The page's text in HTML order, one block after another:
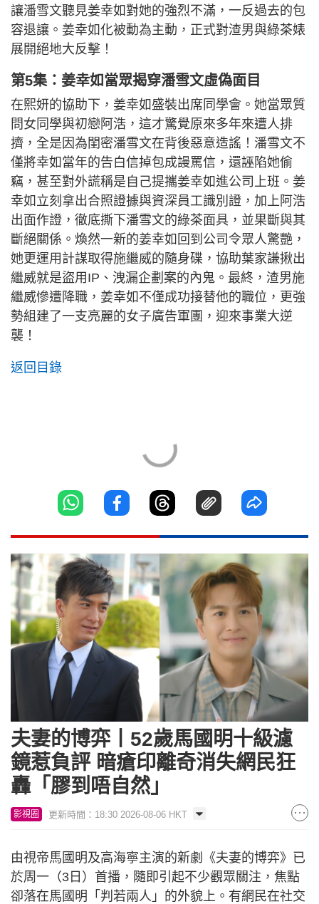
讓潘雪文聽見姜幸如對她的強烈不滿，一反過去的包
容退讓。姜幸如化被動為主動，正式對渣男與綠茶婊
展開絕地大反擊！
第5集：姜幸如當眾揭穿潘雪文虛偽面目
在熙妍的協助下，姜幸如盛裝出席同學會。她當眾質
問女同學與初戀阿浩，這才驚覺原來多年來遭人排
擠，全是因為閨密潘雪文在背後惡意造謠！潘雪文不
僅將幸如當年的告白信掉包成謾罵信，還誣陷她偷
竊，甚至對外謊稱是自己提攜姜幸如進公司上班。姜
幸如立刻拿出合照證據與資深員工識別證，加上阿浩
出面作證，徹底撕下潘雪文的綠茶面具，並果斷與其
斷絕關係。煥然一新的姜幸如回到公司令眾人驚艷，
她更運用計謀取得施繼威的隨身碟，協助葉家謙揪出
繼威就是盜用IP、洩漏企劃案的內鬼。最終，渣男施
繼威慘遭降職，姜幸如不僅成功接替他的職位，更強
勢組建了一支亮麗的女子廣告軍團，迎來事業大逆
襲！
返回目錄
夫妻的博弈丨52歲馬國明十級濾
鏡惹負評 暗瘡印離奇消失網民狂
轟「膠到唔自然」
影視圈 更新時間：18:30 2026-08-06 HKT
由視帝馬國明及高海寧主演的新劇《夫妻的博弈》已
於周一（3日）首播，隨即引起不少觀眾關注，焦點
卻落在馬國明「判若兩人」的外貌上。有網民在社交